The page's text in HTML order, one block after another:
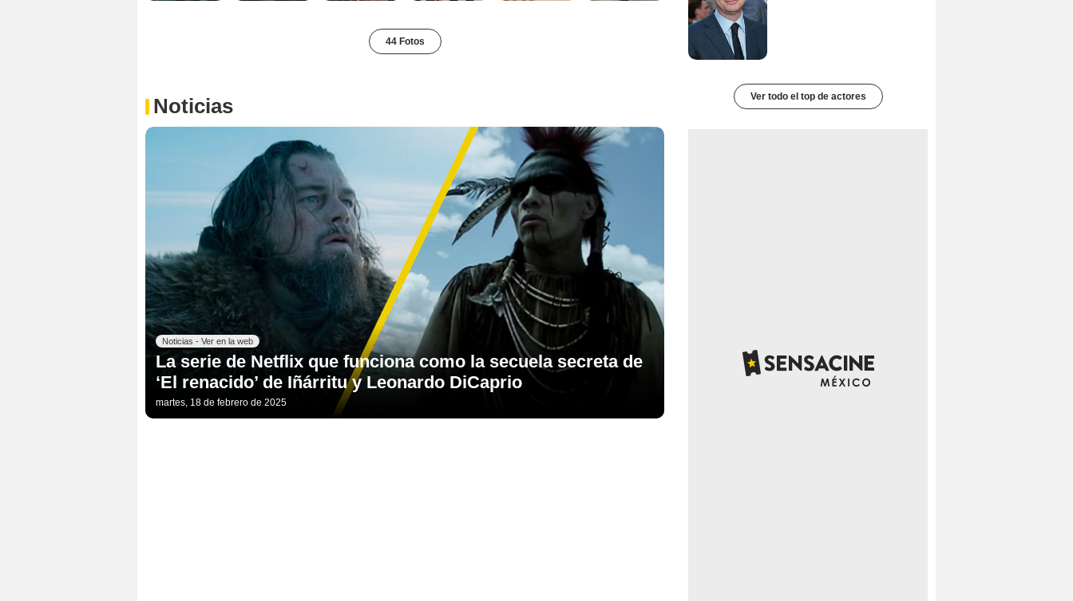
44 Fotos
Noticias
Noticias - Ver en la web
La serie de Netflix que funciona como la secuela secreta de
‘El renacido’ de Iñárritu y Leonardo DiCaprio
martes, 18 de febrero de 2025
Ver todo el top de actores